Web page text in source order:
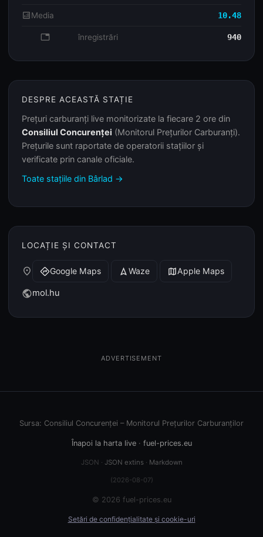
analyticsMedia 10.48
database înregistrări 940
DESPRE ACEASTĂ STAȚIE
Prețuri carburanți live monitorizate la fiecare 2 ore din
Consiliul Concurenței (Monitorul Prețurilor Carburanți).
Prețurile sunt raportate de operatorii stațiilor și
verificate prin canale oficiale.
Toate stațiile din Bârlad →
LOCAȚIE ȘI CONTACT
place directionsGoogle Maps navigation Waze mapApple Maps
publicmol.hu
ADVERTISEMENT
Sursa: Consiliul Concurenței – Monitorul Prețurilor Carburanților
Înapoi la harta live· fuel-prices.eu
JSON · JSON extins· Markdown
(2026-08-07)
© 2026 fuel-prices.eu
Setări de confidențialitate și cookie-uri